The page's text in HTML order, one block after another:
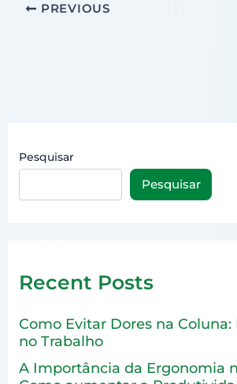
PREVIOUS
Pesquisar
Pesquisar
Recent Posts
Como Evitar Dores na
no Trabalho
A Importância da Ergonomia